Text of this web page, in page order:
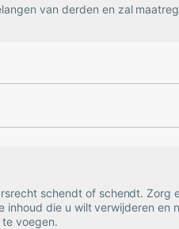
van derden en zal
schendt of schendt. Zorg
die u wilt verwijderen en
te voegen.